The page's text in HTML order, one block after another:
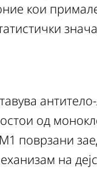
кои
антитело-
од
поврзани
на